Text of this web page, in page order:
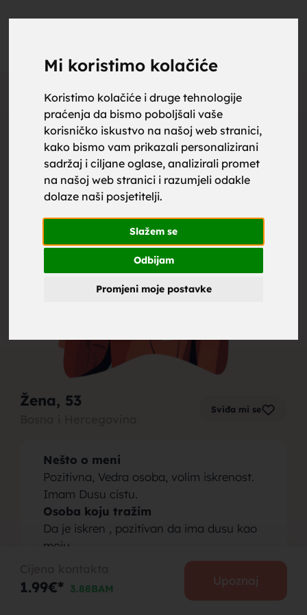
Mi koristimo kolačiće
Koristimo kolačiće i druge tehnologije
praćenja da bismo poboljšali vaše
korisničko iskustvo na našoj web stranici,
kako bismo vam prikazali personalizirani
sadržaj i ciljane oglase, analizirali promet
na našoj web stranici i razumjeli odakle
dolaze naši posjetitelji.
Slažem se
Odbijam
Promjeni moje postavke
Oglas
Žena, 53 Sviđa mi se
Nešto o meni
Pozitivna, Vedra osoba, volim iskrenost.
Imam Dusu cistu.
Osoba koju tražim
Da je iskren , pozitivan da ima dusu kao
moju.
1.99€* 3.88BAM
Upoznaj
upoznaj
za brak,
zene za
brak,
muskarci
za brak,